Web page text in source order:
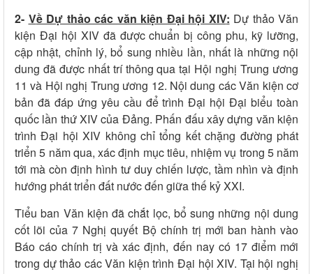
2- Về Dự thảo các văn kiện Đại hội XIV: Dự thảo Văn
kiện Đại hội XIV đã được chuẩn bị công phu, kỹ lưỡng,
cập nhật, chỉnh lý, bổ sung nhiều lần, nhất là những nội
dung đã được nhất trí thông qua tại Hội nghị Trung ương
11 và Hội nghị Trung ương 12. Nội dung các Văn kiện cơ
bản đã đáp ứng yêu cầu để trình Đại hội Đại biểu toàn
quốc lần thứ XIV của Đảng. Phấn đấu xây dựng văn kiện
trình Đại hội XIV không chỉ tổng kết chặng đường phát
triển 5 năm qua, xác định mục tiêu, nhiệm vụ trong 5 năm
tới mà còn định hình tư duy chiến lược, tầm nhìn và định
hướng phát triển đất nước đến giữa thế kỷ XXI.
Tiểu ban Văn kiện đã chắt lọc, bổ sung những nội dung
cốt lõi của 7 Nghị quyết Bộ chính trị mới ban hành vào
Báo cáo chính trị và xác định, đến nay có 17 điểm mới
trong dự thảo các Văn kiện trình Đại hội XIV. Tại hội nghị